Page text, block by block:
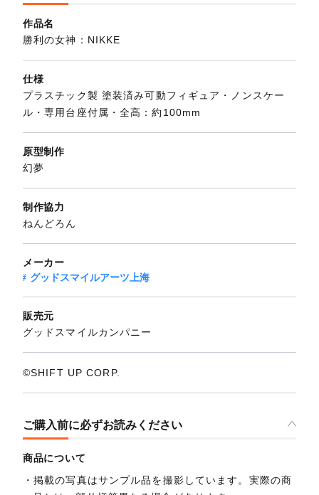
作品名
勝利の女神：NIKKE
仕様
プラスチック製 塗装済み可動フィギュア・ノンスケー
ル・専用台座付属・全高：約100mm
原型制作
幻夢
制作協力
ねんどろん
メーカー
グッドスマイルアーツ上海
販売元
グッドスマイルカンパニー
©SHIFT UP CORP.
ご購入前に必ずお読みください
商品について
掲載の写真はサンプル品を撮影しています。実際の商